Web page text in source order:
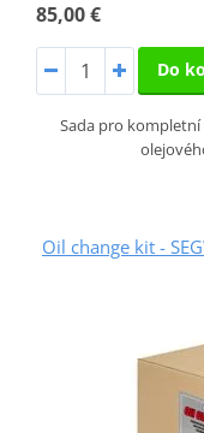
85,00 €
Do
Sada pro kompletní
Oil change kit -